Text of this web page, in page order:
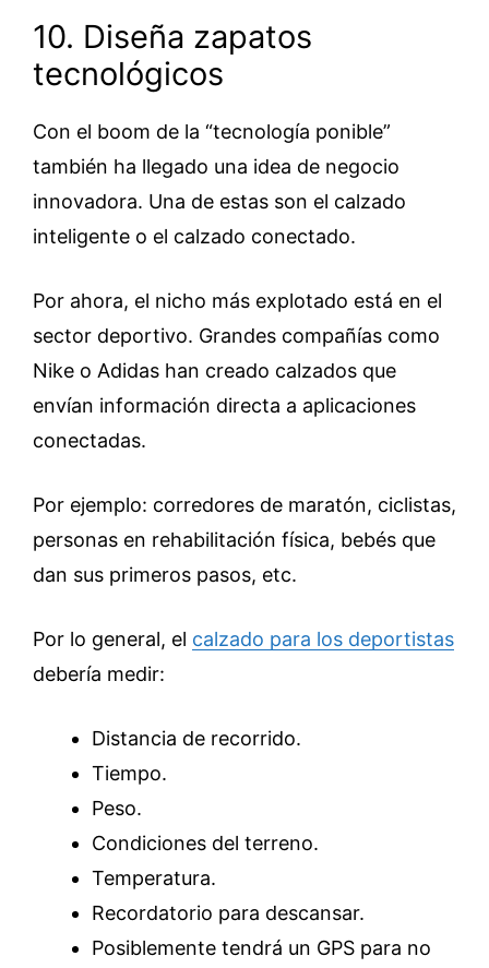
10. Diseña zapatos
tecnológicos
Con el boom de la “tecnología ponible”
también ha llegado una idea de negocio
innovadora. Una de estas son el calzado
inteligente o el calzado conectado.
Por ahora, el nicho más explotado está en el
sector deportivo. Grandes compañías como
Nike o Adidas han creado calzados que
envían información directa a aplicaciones
conectadas.
Por ejemplo: corredores de maratón, ciclistas,
personas en rehabilitación física, bebés que
dan sus primeros pasos, etc.
Por lo general, el calzado para los deportistas
debería medir:
Distancia de recorrido.
Tiempo.
Peso.
Condiciones del terreno.
Temperatura.
Recordatorio para descansar.
Posiblemente tendrá un GPS para no